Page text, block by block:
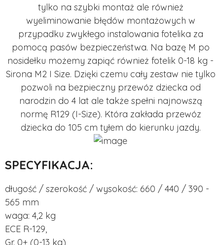
tylko na szybki montaż ale również
wyeliminowanie błędów montażowych w
przypadku zwykłego instalowania fotelika za
pomocą pasów bezpieczeństwa. Na bazę M po
nosidełku możemy zapiąć również fotelik 0-18 kg -
Sirona M2 I Size. Dzięki czemu cały zestaw nie tylko
pozwoli na bezpieczny przewóz dziecka od
narodzin do 4 lat ale także spełni najnowszą
normę R129 (I-Size). Która zakłada przewóz
dziecka do 105 cm tyłem do kierunku jazdy.
SPECYFIKACJA:
długość / szerokość / wysokość: 660 / 440 / 390 -
565 mm
waga: 4,2 kg
ECE R-129,
Gr. 0+ (0-13 kg)